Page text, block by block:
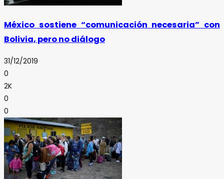
México sostiene “comunicación necesaria” con
Bolivia, pero no diálogo
31/12/2019
0
2K
0
0